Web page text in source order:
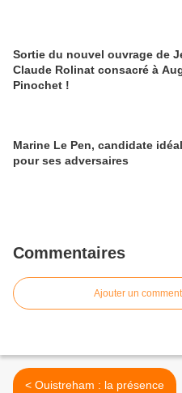
Sortie du nouvel ouvrage de
Claude Rolinat consacré à
Pinochet !
Marine Le Pen, candidate
pour ses adversaires
Commentaires
Ajouter un
< Ouistreham : la présence